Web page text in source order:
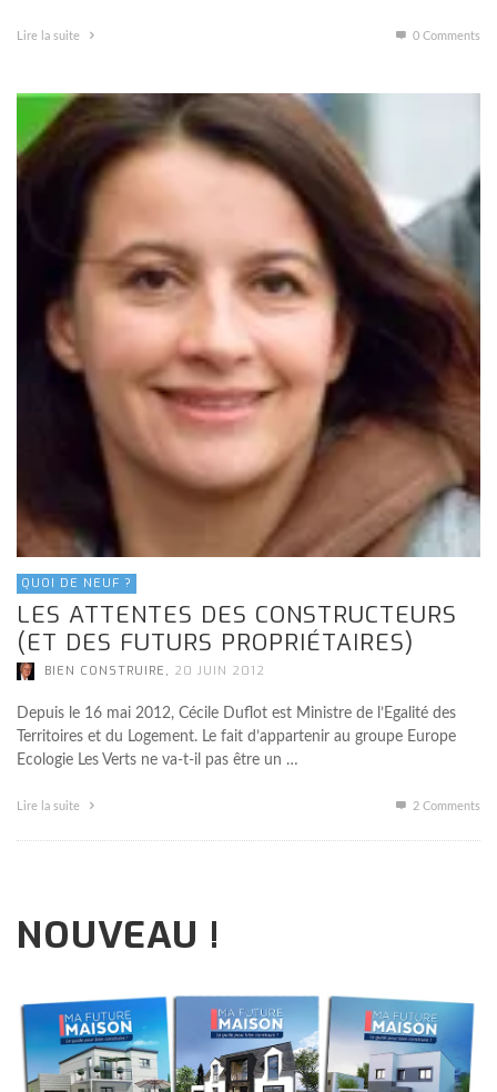
Lire la suite 0 Comments
QUOI DE NEUF ?
LES ATTENTES DES CONSTRUCTEURS
(ET DES FUTURS PROPRIÉTAIRES)
BIEN CONSTRUIRE , 20 JUIN 2012
Depuis le 16 mai 2012, Cécile Duflot est Ministre de l’Egalité des
Territoires et du Logement. Le fait d’appartenir au groupe Europe
Ecologie Les Verts ne va-t-il pas être un …
Lire la suite 2 Comments
NOUVEAU !